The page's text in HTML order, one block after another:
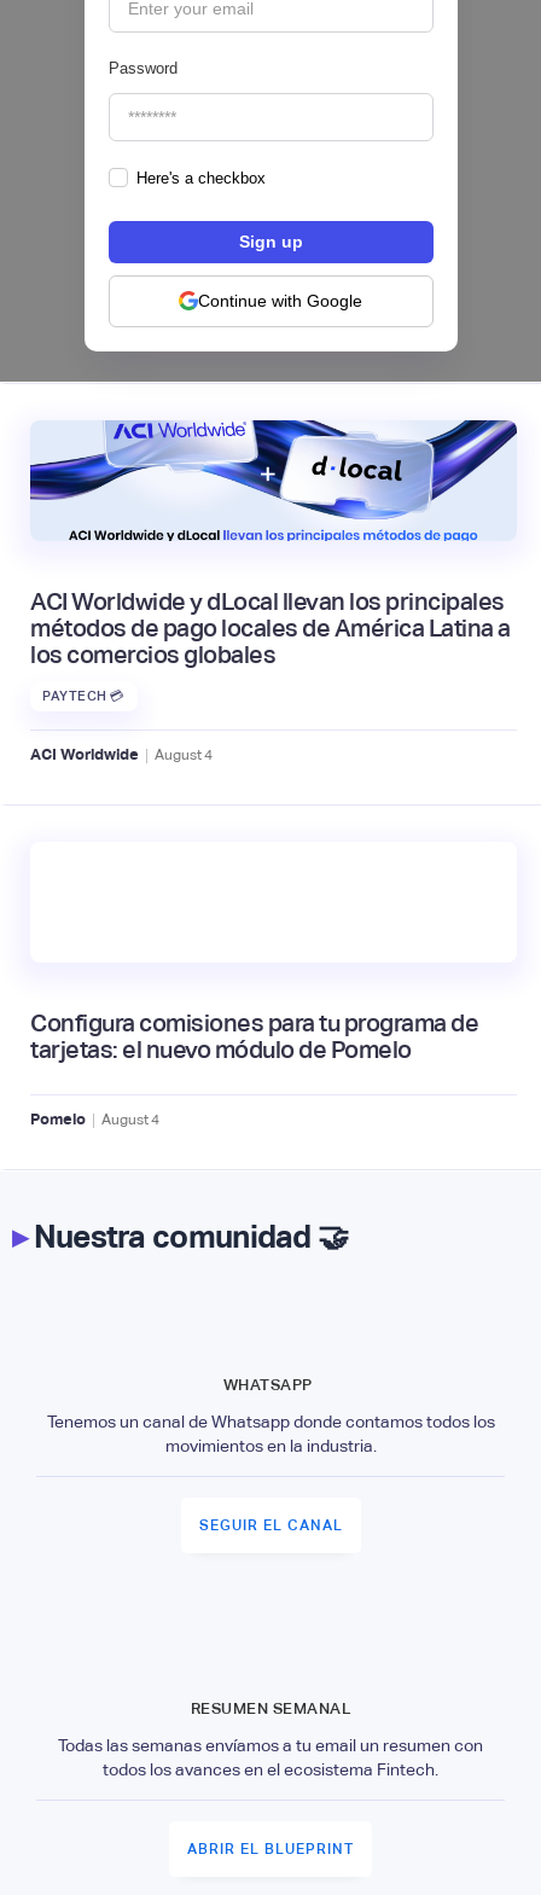
Password
Here's a checkbox
Continue with Google
Los bancos se están dividiendo en dos
categorías frente a la IA | Mambu
August6
ACI Worldwide y dLocal llevan los principales
métodos de pago locales de América Latina a
los comercios globales
PAYTECH 💳
ACI Worldwide | August4
Configura comisiones para tu programa de
tarjetas: el nuevo módulo de Pomelo
Pomelo | August4
▸Nuestra comunidad 🤝
WHATSAPP
Tenemos un canal de Whatsapp donde contamos todos los
movimientos en la industria.
SEGUIR EL CANAL
RESUMEN SEMANAL
Todas las semanas envíamos a tu email un resumen con
todos los avances en el ecosistema Fintech.
ABRIR EL BLUEPRINT